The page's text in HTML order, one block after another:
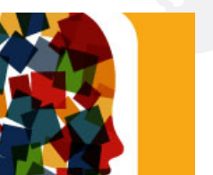
una rassegna di teatro
e sperimentale.